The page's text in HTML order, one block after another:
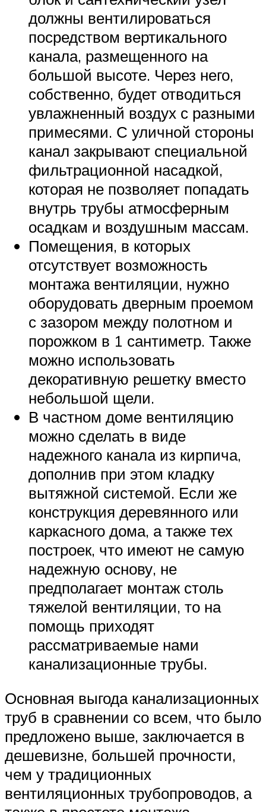
должны вентилироваться
посредством вертикального
канала, размещенного на
большой высоте. Через него,
собственно, будет отводиться
увлажненный воздух с разными
примесями. С уличной стороны
канал закрывают специальной
фильтрационной насадкой,
которая не позволяет попадать
внутрь трубы атмосферным
осадкам и воздушным массам.
Помещения, в которых
отсутствует возможность
монтажа вентиляции, нужно
оборудовать дверным проемом
с зазором между полотном и
порожком в 1 сантиметр. Также
можно использовать
декоративную решетку вместо
небольшой щели.
В частном доме вентиляцию
можно сделать в виде
надежного канала из кирпича,
дополнив при этом кладку
вытяжной системой. Если же
конструкция деревянного или
каркасного дома, а также тех
построек, что имеют не самую
надежную основу, не
предполагает монтаж столь
тяжелой вентиляции, то на
помощь приходят
рассматриваемые нами
канализационные трубы.
Основная выгода канализационных
труб в сравнении со всем, что было
предложено выше, заключается в
дешевизне, большей прочности,
чем у традиционных
вентиляционных трубопроводов, а